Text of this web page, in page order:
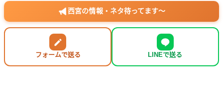
西宮の情報・ネタ待ってます〜
フォームで送る LINEで送る